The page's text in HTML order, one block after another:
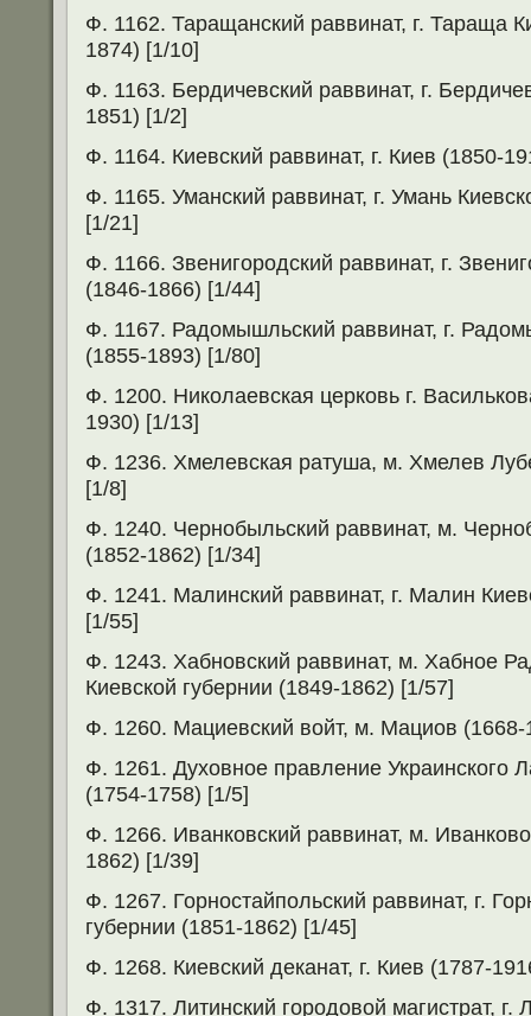
Ф. 1162. Таращанский раввинат, г. Тараща
1874) [1/10]
Ф. 1163. Бердичевский раввинат, г.
1851) [1/2]
Ф. 1164. Киевский раввинат, г. Киев (1850-
Ф. 1165. Уманский раввинат, г. Умань
[1/21]
Ф. 1166. Звенигородский раввинат, г.
(1846-1866) [1/44]
Ф. 1167. Радомышльский раввинат, г.
(1855-1893) [1/80]
Ф. 1200. Николаевская церковь г.
1930) [1/13]
Ф. 1236. Хмелевская ратуша, м. Хмелев
[1/8]
Ф. 1240. Чернобыльский раввинат, м.
(1852-1862) [1/34]
Ф. 1241. Малинский раввинат, г. Малин
[1/55]
Ф. 1243. Хабновский раввинат, м. Хабное
Киевской губернии (1849-1862) [1/57]
Ф. 1260. Мациевский войт, м. Мациов (1668-
Ф. 1261. Духовное правление Украинского
(1754-1758) [1/5]
Ф. 1266. Иванковский раввинат, м.
1862) [1/39]
Ф. 1267. Горностайпольский раввинат, г.
губернии (1851-1862) [1/45]
Ф. 1268. Киевский деканат, г. Киев (1787-
Ф. 1317. Литинский городовой магистрат, г.